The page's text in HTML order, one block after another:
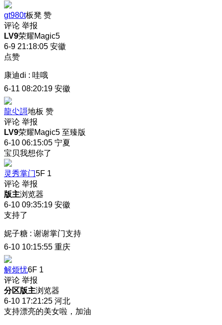
gt980t板凳 赞
评论 举报
LV9荣耀Magic5
6-9 21:18:05 安徽
点赞
康迪di : 哇哦
6-11 08:20:19 安徽
龍尐謌地板 赞
评论 举报
LV9荣耀Magic5 至臻版
6-10 06:15:05 宁夏
宝贝我想你了
灵秀掌门5F 1
评论 举报
版主浏览器
6-10 09:35:19 安徽
支持了
妮子糖 : 谢谢掌门支持
6-10 10:15:55 重庆
解烦忧6F 1
评论 举报
分区版主浏览器
6-10 17:21:25 河北
支持漂亮的美女啦，加油